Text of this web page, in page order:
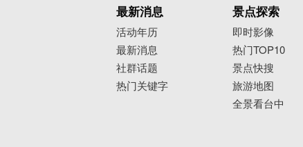
最新消息
活动年历
最新消息
社群话题
热门关键字
景点探索
即时影像
热门TOP10
景点快搜
旅游地图
全景看台中